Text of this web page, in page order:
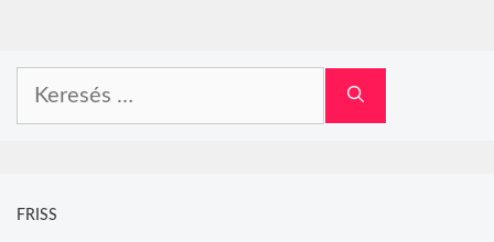
FRISS